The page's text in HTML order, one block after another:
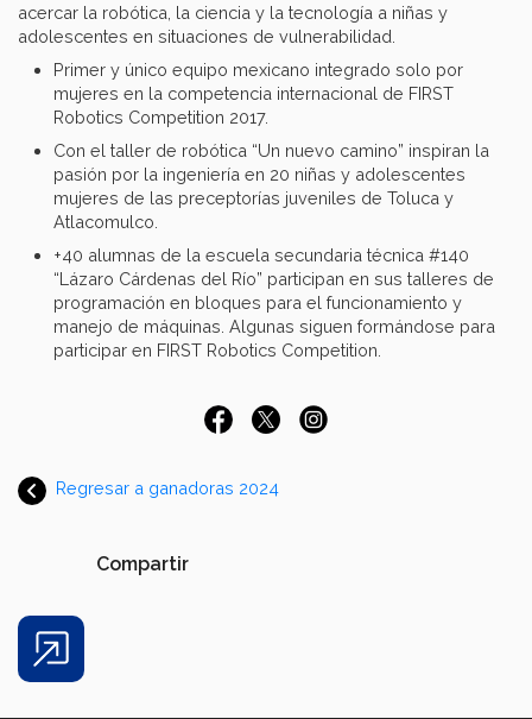
acercar la robótica, la ciencia y la tecnología a niñas y
adolescentes en situaciones de vulnerabilidad.
Primer y único equipo mexicano integrado solo por
mujeres en la competencia internacional de FIRST
Robotics Competition 2017.
Con el taller de robótica “Un nuevo camino” inspiran la
pasión por la ingeniería en 20 niñas y adolescentes
mujeres de las preceptorías juveniles de Toluca y
Atlacomulco.
+40 alumnas de la escuela secundaria técnica #140
“Lázaro Cárdenas del Río” participan en sus talleres de
programación en bloques para el funcionamiento y
manejo de máquinas. Algunas siguen formándose para
participar en FIRST Robotics Competition.
Regresar a ganadoras 2024
Share
Compartir